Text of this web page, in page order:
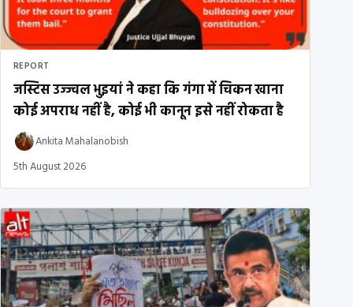
REPORT
जस्टिस उज्ज्वल भुइयां ने कहा कि गंगा में चिकन खाना
कोई अपराध नहीं है, कोई भी कानून इसे नहीं रोकता है
Ankita Mahalanobish
5th August 2026